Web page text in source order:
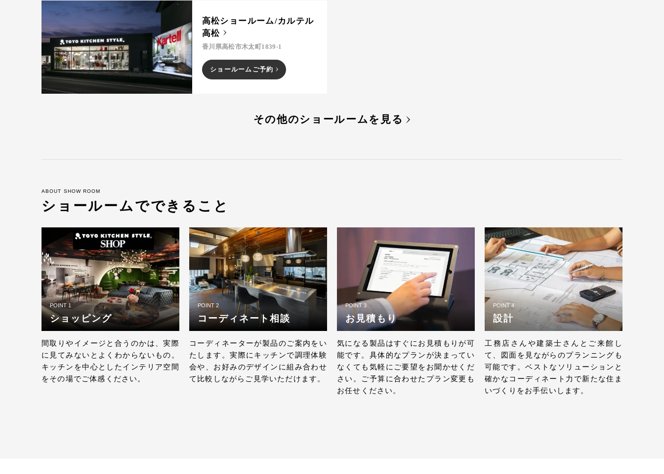
高松ショールーム/カルテル
高松
香川県高松市木太町1839-1
ショールームご予約
その他のショールームを見る
ABOUT SHOW ROOM
ショールームでできること
POINT 1
ショッピング
間取りやイメージと合うのかは、実際
に見てみないとよくわからないもの。
キッチンを中心としたインテリア空間
をその場でご体感ください。
POINT 2
コーディネート相談
コーディネーターが製品のご案内をい
たします。実際にキッチンで調理体験
会や、お好みのデザインに組み合わせ
て比較しながらご見学いただけます。
POINT 3
お見積もり
気になる製品はすぐにお見積もりが可
能です。具体的なプランが決まってい
なくても気軽にご要望をお聞かせくだ
さい。ご予算に合わせたプラン変更も
お任せください。
POINT 4
設計
工務店さんや建築士さんとご来館し
て、図面を見ながらのプランニングも
可能です。ベストなソリューションと
確かなコーディネート力で新たな住ま
いづくりをお手伝いします。